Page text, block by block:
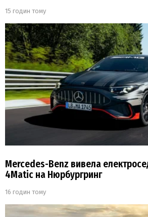
15 годин тому
Mercedes-Benz вивела
4Matic на Нюрбургринг
16 годин тому